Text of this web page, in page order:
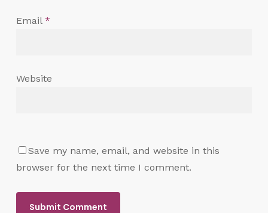
Email *
Website
Save my name, email, and website in this
browser for the next time I comment.